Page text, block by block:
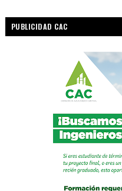
PUBLICIDAD CAC